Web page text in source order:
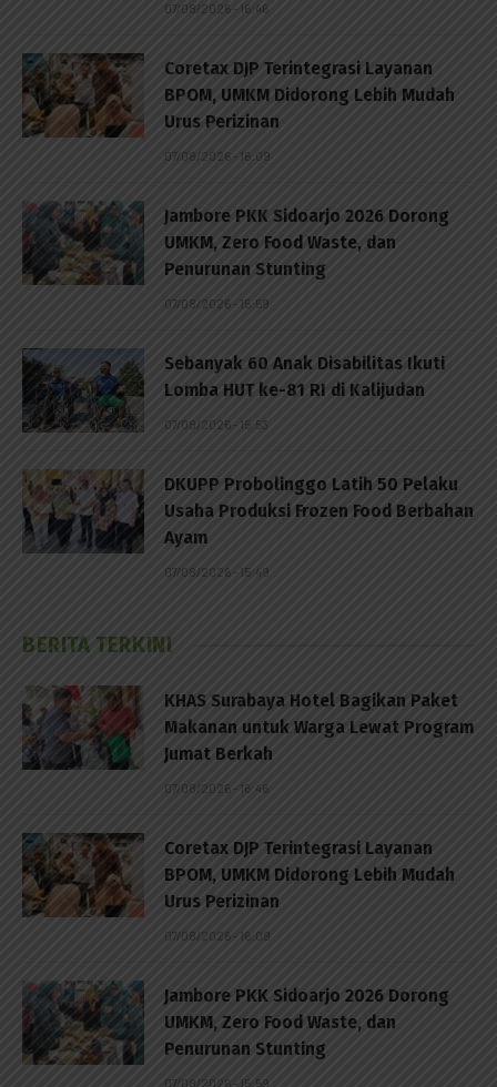
07/08/2026 - 16:46
Coretax DJP Terintegrasi Layanan
BPOM, UMKM Didorong Lebih Mudah
Urus Perizinan
07/08/2026 - 16:09
Jambore PKK Sidoarjo 2026 Dorong
UMKM, Zero Food Waste, dan
Penurunan Stunting
07/08/2026 - 15:59
Sebanyak 60 Anak Disabilitas Ikuti
Lomba HUT ke-81 RI di Kalijudan
07/08/2026 - 15:53
DKUPP Probolinggo Latih 50 Pelaku
Usaha Produksi Frozen Food Berbahan
Ayam
07/08/2026 - 15:49
BERITA TERKINI
KHAS Surabaya Hotel Bagikan Paket
Makanan untuk Warga Lewat Program
Jumat Berkah
07/08/2026 - 16:46
Coretax DJP Terintegrasi Layanan
BPOM, UMKM Didorong Lebih Mudah
Urus Perizinan
07/08/2026 - 16:09
Jambore PKK Sidoarjo 2026 Dorong
UMKM, Zero Food Waste, dan
Penurunan Stunting
07/08/2026 - 15:59